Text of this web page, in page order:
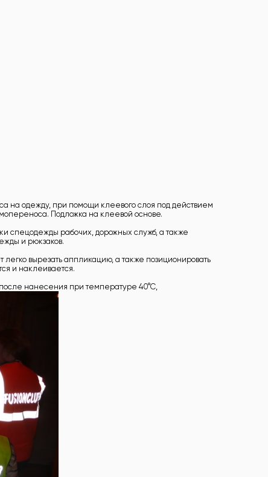
на одежду, при помощи клеевого слоя под действием
Подложка на клеевой основе.
спецодежды рабочих, дорожных служб, а также
и рюкзаков.
вырезать аппликацию, а также позиционировать
и наклеивается.
нанесения при температуре 40°C,